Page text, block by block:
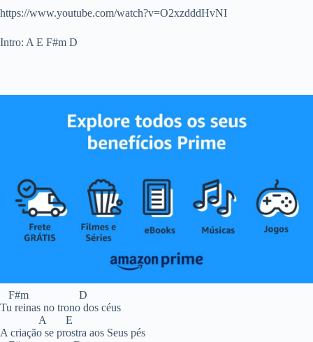
https://www.youtube.com/watch?v=O2xzdddHvNI
Intro: A E F#m D
F#m D
Tu reinas no trono dos céus
A E
A criação se prostra aos Seus pés